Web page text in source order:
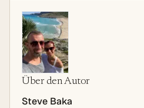
Über den Autor
Steve Baka